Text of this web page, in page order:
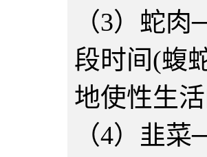
（3）蛇
段时间(蝮
地使性生
（4）韭